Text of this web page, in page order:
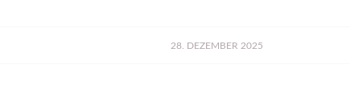
28. DEZEMBER 2025